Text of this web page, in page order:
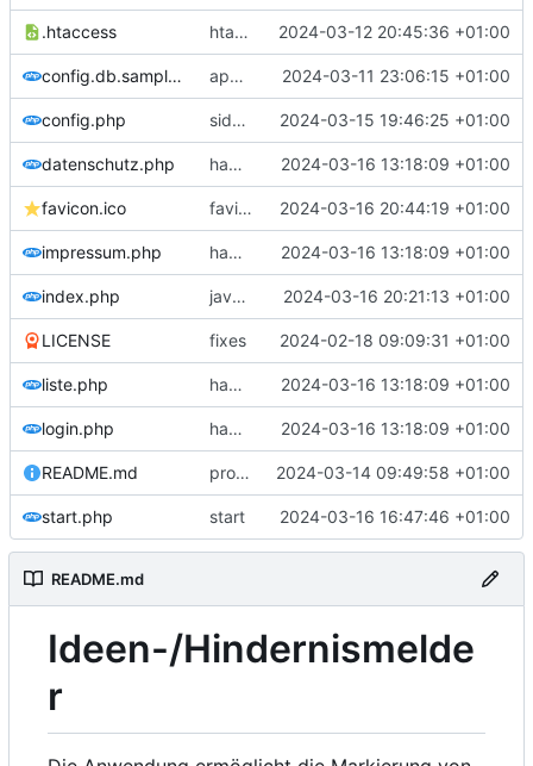
.htaccess htaccess 2024-03-12 20:45:36 +01:00
config.db.sample.php approval 2024-03-11 23:06:15 +01:00
config.php sidebar 2024-03-15 19:46:25 +01:00
datenschutz.php hamburger menu 2024-03-16 13:18:09 +01:00
favicon.ico favicon 2024-03-16 20:44:19 +01:00
impressum.php hamburger menu 2024-03-16 13:18:09 +01:00
index.php javascript order 2024-03-16 20:21:13 +01:00
LICENSE fixes 2024-02-18 09:09:31 +01:00
liste.php hamburger menu 2024-03-16 13:18:09 +01:00
login.php hamburger menu 2024-03-16 13:18:09 +01:00
README.md provide empty location 2024-03-14 09:49:58 +01:00
start.php start 2024-03-16 16:47:46 +01:00
README.md
Ideen-/Hindernismelde
r